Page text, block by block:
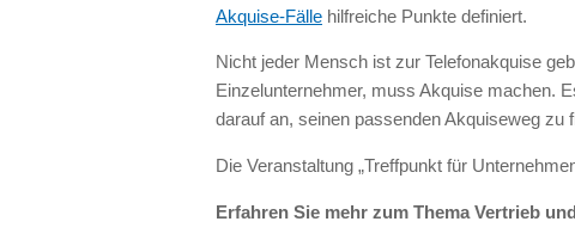
Akquise-Fälle hilfreiche Punkte definiert.
Nicht jeder Mensch ist zur Telefonakquise
Einzelunternehmer, muss Akquise machen.
darauf an, seinen passenden Akquiseweg zu
Die Veranstaltung „Treffpunkt für
Erfahren Sie mehr zum Thema Vertrieb